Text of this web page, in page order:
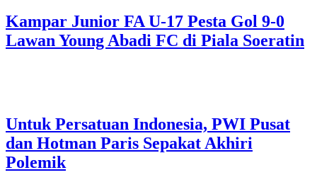
Kampar Junior FA U-17 Pesta Gol 9-0
Lawan Young Abadi FC di Piala Soeratin
Untuk Persatuan Indonesia, PWI Pusat
dan Hotman Paris Sepakat Akhiri
Polemik